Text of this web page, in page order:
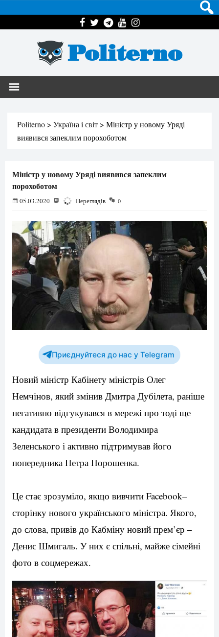
Politerno
Politerno > Україна і світ > Міністр у новому Уряді
виявився запеклим порохоботом
Міністр у новому Уряді виявився запеклим
порохоботом
05.03.2020 1416 Переглядів 0
Приєднуйтеся до нас у Telegram
Новий міністр Кабінету міністрів Олег
Немчінов, який змінив Дмитра Дубілета, раніше
негативно відгукувався в мережі про тоді ще
кандидата в президенти Володимира
Зеленського і активно підтримував його
попередника Петра Порошенка.
Це стає зрозуміло, якщо вивчити Facebook–
сторінку нового українського міністра. Якого,
до слова, привів до Кабміну новий прем’єр –
Денис Шмигаль. У них є спільні, майже сімейні
фото в соцмережах.